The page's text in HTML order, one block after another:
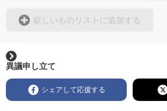
欲しいものリストに追加する
異議申し立て
シェアして応援する